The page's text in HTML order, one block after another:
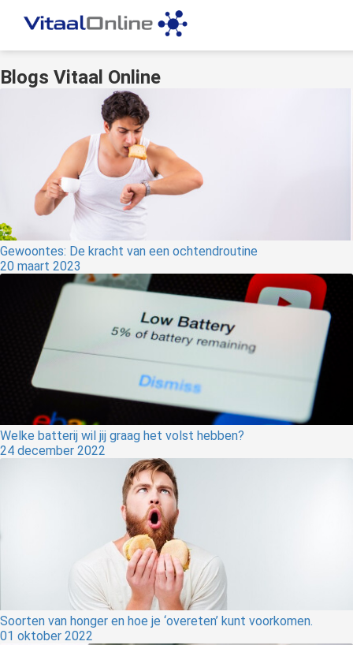
Blogs Vitaal Online
Gewoontes: De kracht van een ochtendroutine
20 maart 2023
Welke batterij wil jij graag het volst hebben?
24 december 2022
Soorten van honger en hoe je ‘overeten’ kunt voorkomen.
01 oktober 2022